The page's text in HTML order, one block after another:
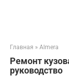
Главная » Almera
Ремонт
руководство